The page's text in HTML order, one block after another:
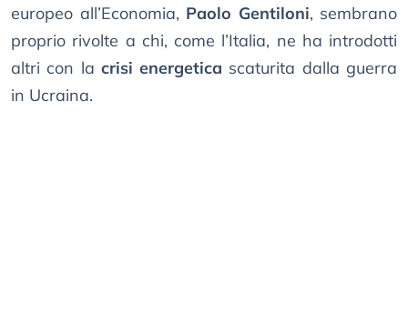
europeo all’Economia, Paolo Gentiloni, sembrano
proprio rivolte a chi, come l’Italia, ne ha introdotti
altri con la crisi energetica scaturita dalla guerra
in Ucraina.